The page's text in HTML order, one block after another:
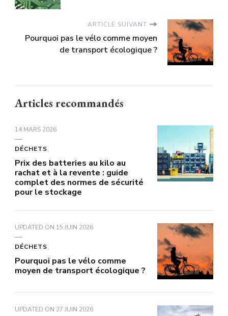
ARTICLE SUIVANT
Pourquoi pas le vélo comme moyen
de transport écologique ?
Articles recommandés
14 MARS 2026
DÉCHETS
Prix des batteries au kilo au
rachat et à la revente : guide
complet des normes de sécurité
pour le stockage
UPDATED ON 15 JUIN 2026
DÉCHETS
Pourquoi pas le vélo comme
moyen de transport écologique ?
UPDATED ON 27 JUIN 2026